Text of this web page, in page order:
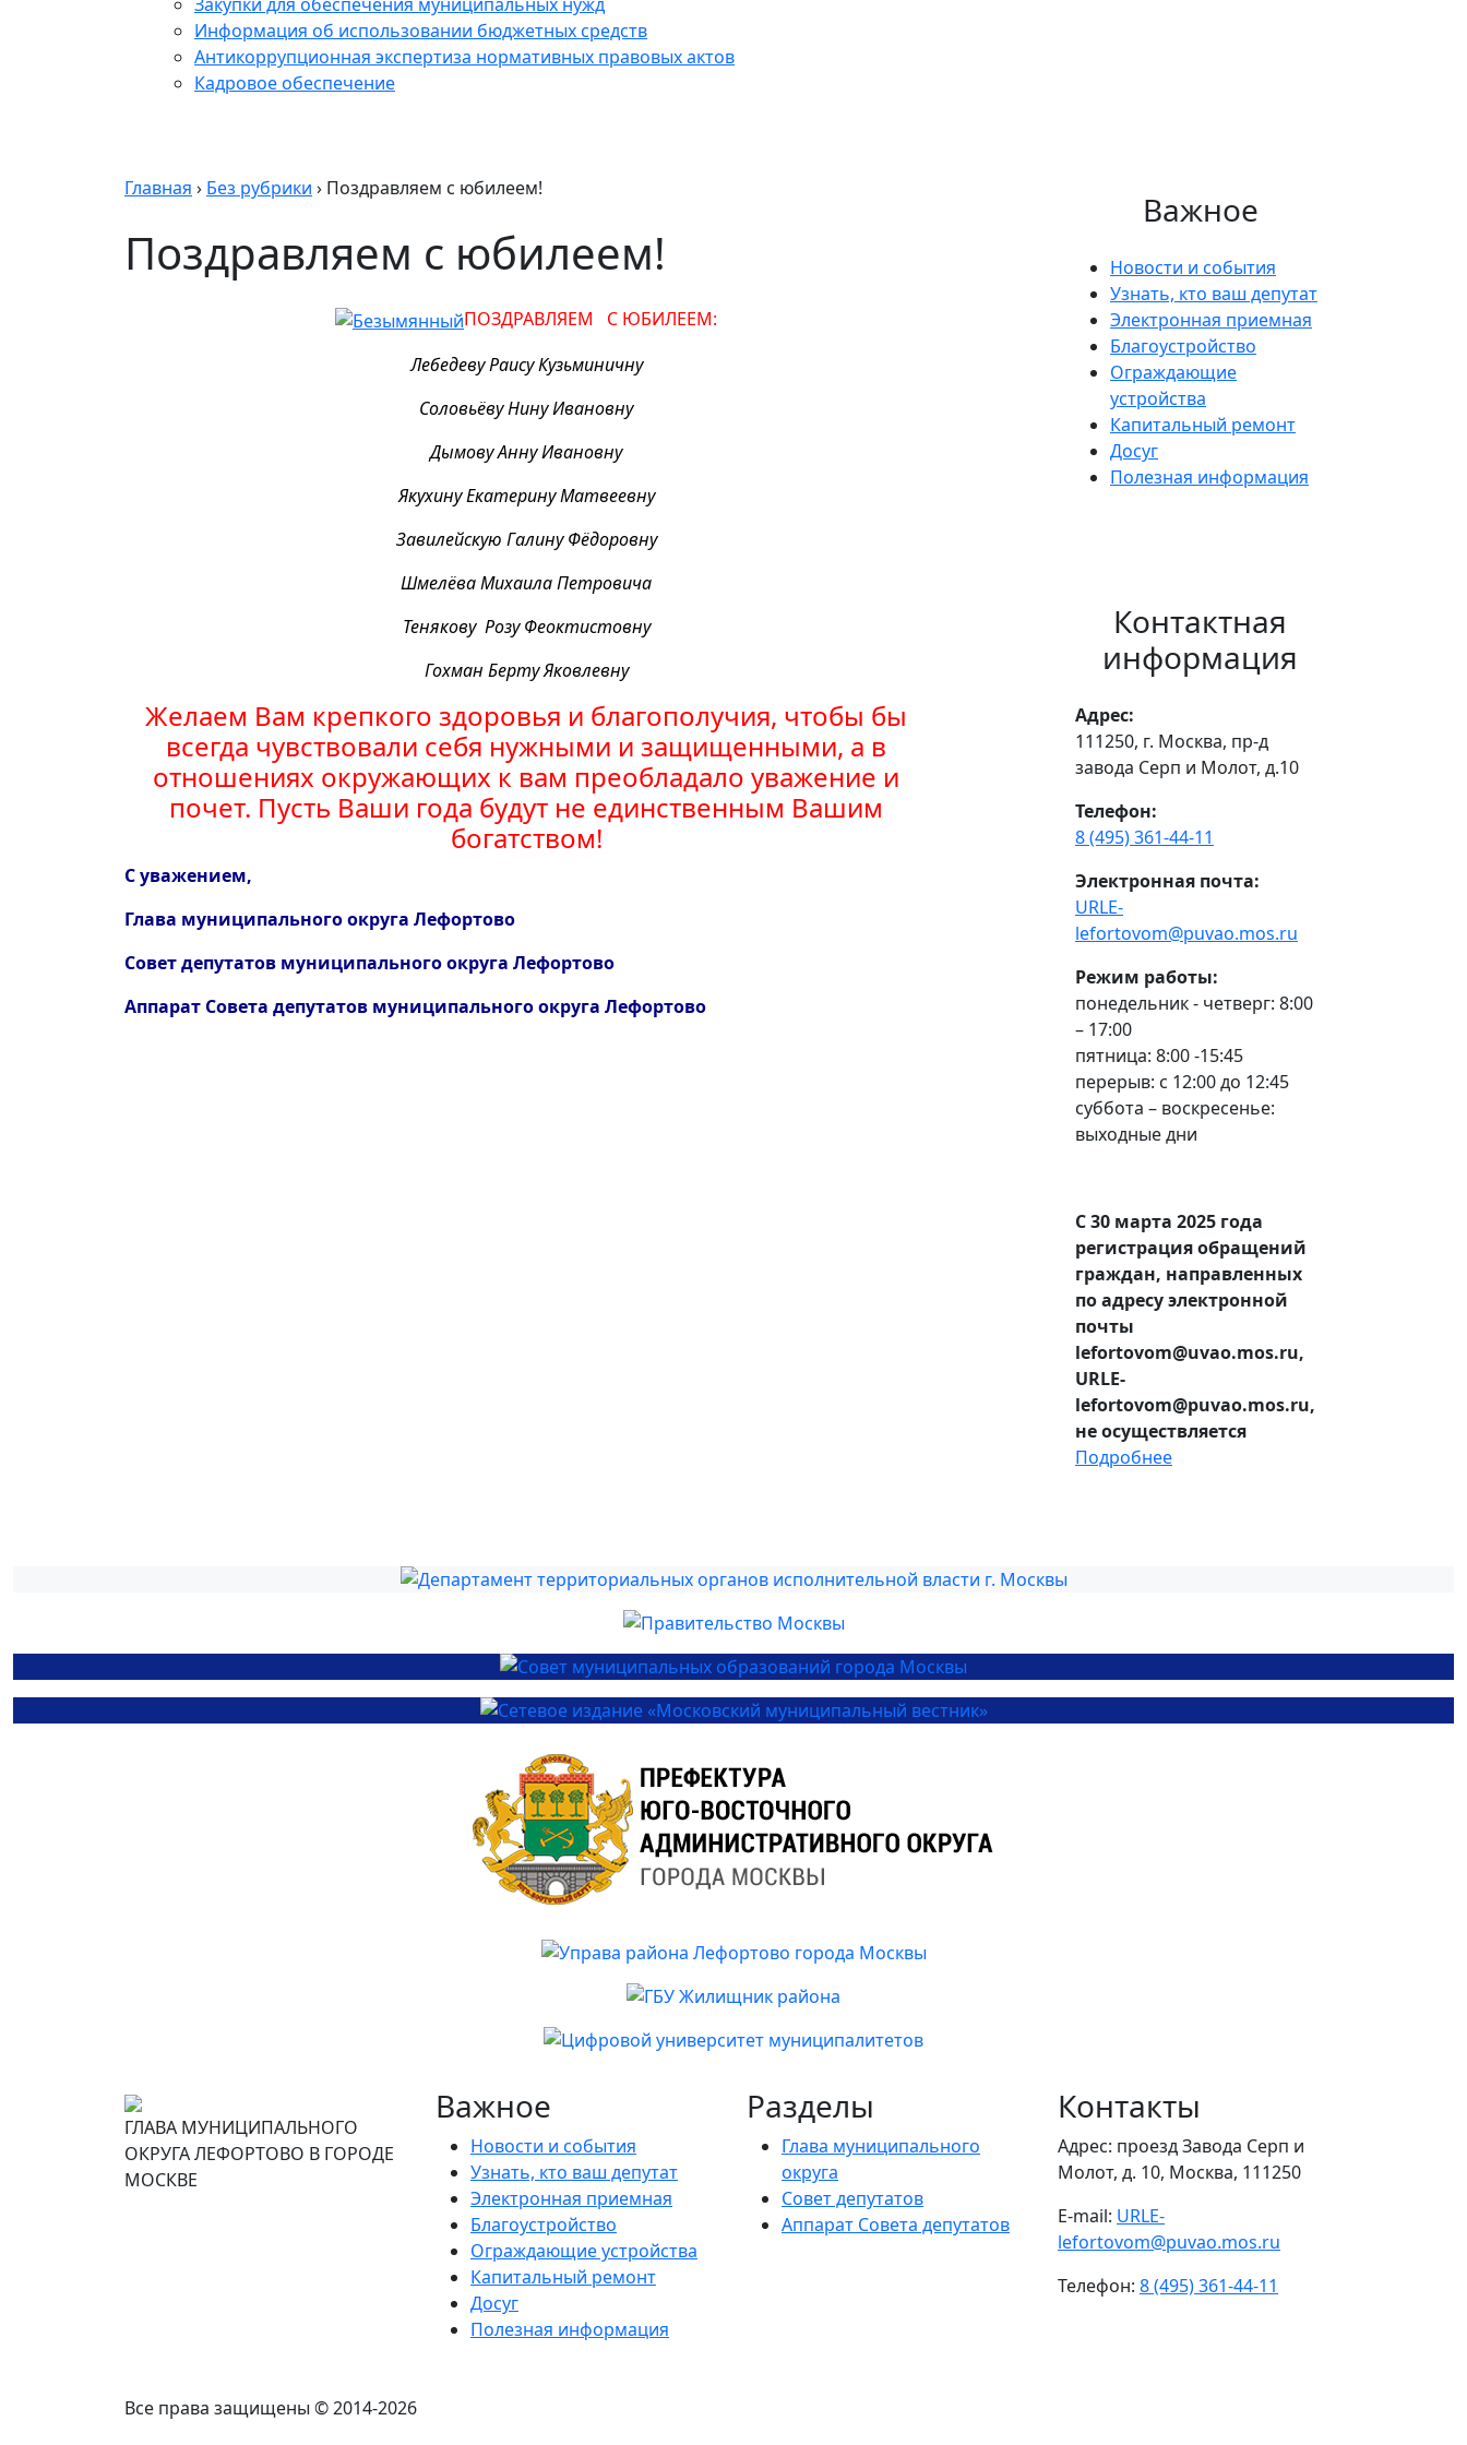
Информация об использовании бюджетных средств
Антикоррупционная экспертиза нормативных правовых актов
Кадровое обеспечение
Главная › Без рубрики › Поздравляем с юбилеем!
Поздравляем с юбилеем!
ПОЗДРАВЛЯЕМ С ЮБИЛЕЕМ:
Лебедеву Раису Кузьминичну
Соловьёву Нину Ивановну
Дымову Анну Ивановну
Якухину Екатерину Матвеевну
Завилейскую Галину Фёдоровну
Шмелёва Михаила Петровича
Тенякову Розу Феоктистовну
Гохман Берту Яковлевну
Желаем Вам крепкого здоровья и благополучия, чтобы бы
всегда чувствовали себя нужными и защищенными, а в
отношениях окружающих к вам преобладало уважение и
почет. Пусть Ваши года будут не единственным Вашим
богатством!
С уважением,
Глава муниципального округа Лефортово
Совет депутатов муниципального округа Лефортово
Аппарат Совета депутатов муниципального округа Лефортово
Важное
Новости и события
Узнать, кто ваш депутат
Электронная приемная
Благоустройство
Ограждающие
устройства
Капитальный ремонт
Досуг
Полезная информация
Контактная
информация
Адрес:
111250, г. Москва, пр-д
завода Серп и Молот, д.10
Телефон:
8 (495) 361-44-11
Электронная почта:
URLE-
lefortovom@puvao.mos.ru
Режим работы:
понедельник - четверг: 8:00
– 17:00
пятница: 8:00 -15:45
перерыв: с 12:00 до 12:45
суббота – воскресенье:
выходные дни
С 30 марта 2025 года
регистрация обращений
граждан, направленных
по адресу электронной
почты
lefortovom@uvao.mos.ru,
URLE-
lefortovom@puvao.mos.ru,
не осуществляется
Подробнее
ГЛАВА МУНИЦИПАЛЬНОГО
ОКРУГА ЛЕФОРТОВО В ГОРОДЕ
МОСКВЕ
Важное
Новости и события
Узнать, кто ваш депутат
Электронная приемная
Благоустройство
Ограждающие устройства
Капитальный ремонт
Досуг
Полезная информация
Разделы
Глава муниципального
округа
Совет депутатов
Аппарат Совета депутатов
Контакты
Адрес: проезд Завода Серп и
Молот, д. 10, Москва, 111250
E-mail: URLE-
lefortovom@puvao.mos.ru
Телефон: 8 (495) 361-44-11
Все права защищены © 2014-2026